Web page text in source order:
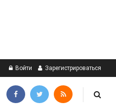
Войти Зарегистрироваться